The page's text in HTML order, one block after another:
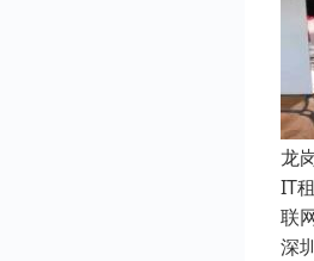
龙
IT
联
深